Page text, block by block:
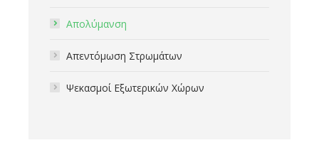
Απολύμανση
Aπεντόμωση Στρωμάτων
Ψεκασμοί Εξωτερικών Χώρων